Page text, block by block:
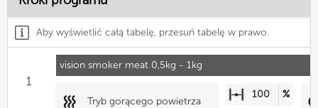
Aby wyświetlić całą tabelę, przesuń tabelę w prawo.
vision smoker meat 0,5kg - 1kg
1
Tryb gorącego powietrza
100 %